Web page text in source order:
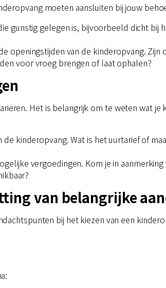
moeten aansluiten bij jouw
gunstig gelegen is, bijvoorbeeld dicht bij
openingstijden van de kinderopvang.
voor vroeg brengen of laat ophalen?
Het is belangrijk om te weten wat
de kinderopvang. Wat is het uurtarief of
vergoedingen. Kom je in
van belangrijke
bij het kiezen van een